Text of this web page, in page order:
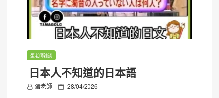
蛋老師雜談
日本人不知道的日本語
蛋老師
P 28/04/2026